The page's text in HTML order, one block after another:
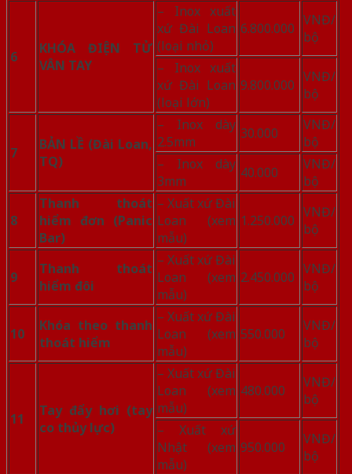
6
KHÓA ĐIỆN TỬ
VÂN TAY
– Inox xuất
xứ Đài Loan
(loại nhỏ)
6.800.000 VNĐ/
bộ
– Inox xuất
xứ Đài Loan
(loại lớn)
9.800.000 VNĐ/
bộ
7
BẢN LỀ (Đài Loan,
TQ)
– Inox dày
2.5mm
30.000
VNĐ/
bộ
– Inox dày
3mm
40.000
VNĐ/
bộ
8
Thanh thoát
hiểm đơn (Panic
Bar)
– Xuất xứ Đài
Loan (xem
mẫu)
1.250.000 VNĐ/
bộ
9
Thanh thoát
hiểm đôi
– Xuất xứ Đài
Loan (xem
mẫu)
2.450.000 VNĐ/
bộ
10
Khóa theo thanh
thoát hiểm
– Xuất xứ Đài
Loan (xem
mẫu)
550.000
VNĐ/
bộ
11
Tay đẩy hơi (tay
co thủy lực)
– Xuất xứ Đài
Loan (xem
mẫu)
480.000
VNĐ/
bộ
– Xuất xứ
Nhật (xem
mẫu)
950.000
VNĐ/
bộ